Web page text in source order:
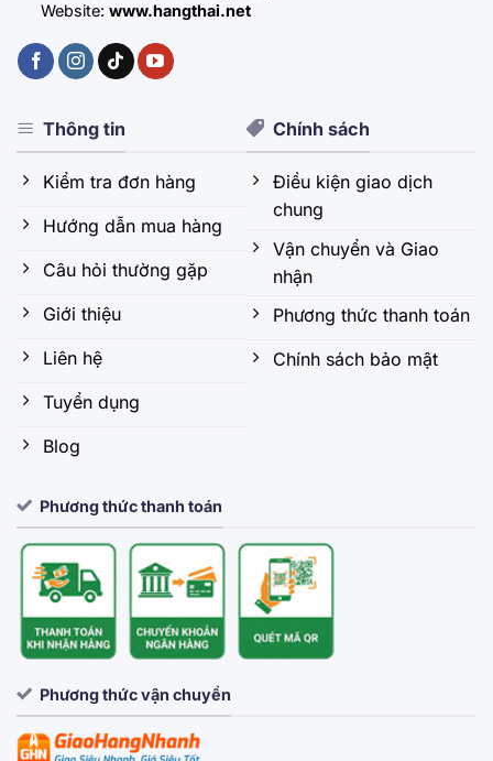
Website: www.hangthai.net
Thông tin
Kiểm tra đơn hàng
Hướng dẫn mua hàng
Câu hỏi thường gặp
Giới thiệu
Liên hệ
Tuyển dụng
Blog
Chính sách
Điều kiện giao dịch
chung
Vận chuyển và Giao
nhận
Phương thức thanh toán
Chính sách bảo mật
Phương thức thanh toán
Phương thức vận chuyển